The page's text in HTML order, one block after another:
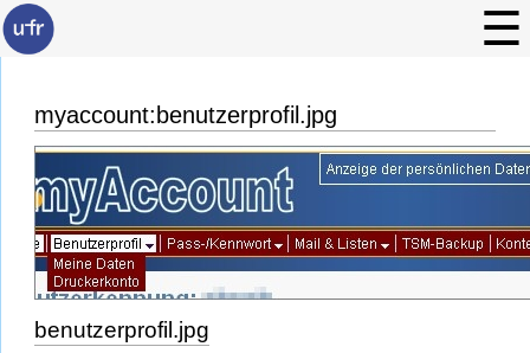
myaccount:benutzerprofil.jpg
benutzerprofil.jpg